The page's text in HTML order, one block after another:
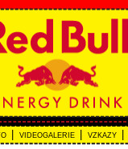
VIDEOGALERIE VZKAZY